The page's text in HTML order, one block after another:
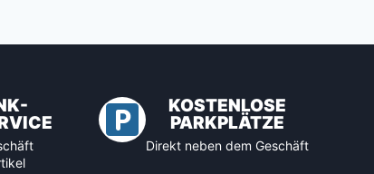
KOSTENLOSE
PARKPLÄTZE
Direkt neben dem Geschäft